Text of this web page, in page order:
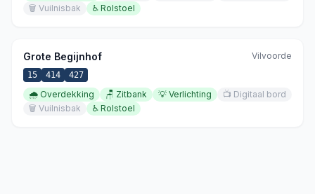
🗑️ Vuilnisbak ♿ Rolstoel
Grote Begijnhof Vilvoorde
15 414 427
🌧️ Overdekking 🪑 Zitbank 💡 Verlichting 📺 Digitaal bord
🗑️ Vuilnisbak ♿ Rolstoel